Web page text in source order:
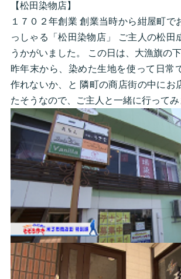
【松田染物店】
１７０２年創業 創業当時から紺屋町で
っしゃる「松田染物店」 ご主人の松田
うかがいました。 この日は、大漁旗の下
昨年末から、染めた生地を使って日常
作れないか、と 隣町の商店街の中にお
たそうなので、ご主人と一緒に行ってみ